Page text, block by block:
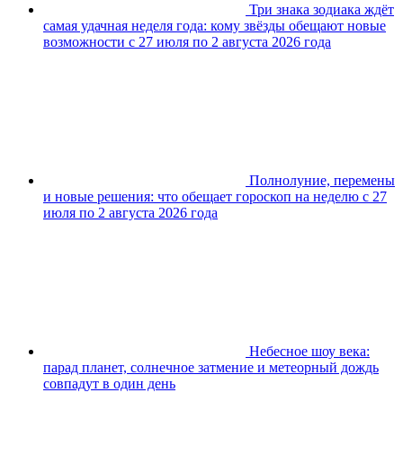
Три знака зодиака ждёт
самая удачная неделя года: кому звёзды обещают новые
возможности с 27 июля по 2 августа 2026 года
Полнолуние, перемены
и новые решения: что обещает гороскоп на неделю с 27
июля по 2 августа 2026 года
Небесное шоу века:
парад планет, солнечное затмение и метеорный дождь
совпадут в один день